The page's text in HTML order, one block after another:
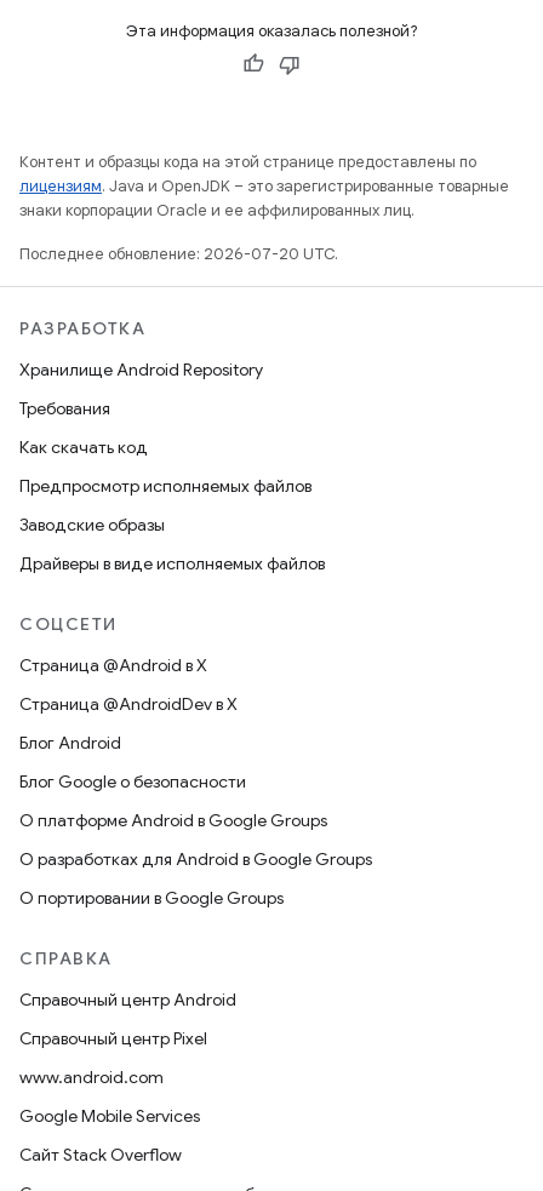
Эта информация оказалась полезной?
Контент и образцы кода на этой странице предоставлены по
лицензиям. Java и OpenJDK – это зарегистрированные товарные
знаки корпорации Oracle и ее аффилированных лиц.
Последнее обновление: 2026-07-20 UTC.
РАЗРАБОТКА
Хранилище Android Repository
Требования
Как скачать код
Предпросмотр исполняемых файлов
Заводские образы
Драйверы в виде исполняемых файлов
СОЦСЕТИ
Страница @Android в X
Страница @AndroidDev в X
Блог Android
Блог Google о безопасности
О платформе Android в Google Groups
О разработках для Android в Google Groups
О портировании в Google Groups
СПРАВКА
Справочный центр Android
Справочный центр Pixel
www.android.com
Google Mobile Services
Сайт Stack Overflow